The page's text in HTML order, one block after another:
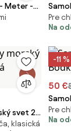
Meter -
Pre
Na
svet 2
na stenu
klasická
-11 %
50 €
Pre
Na